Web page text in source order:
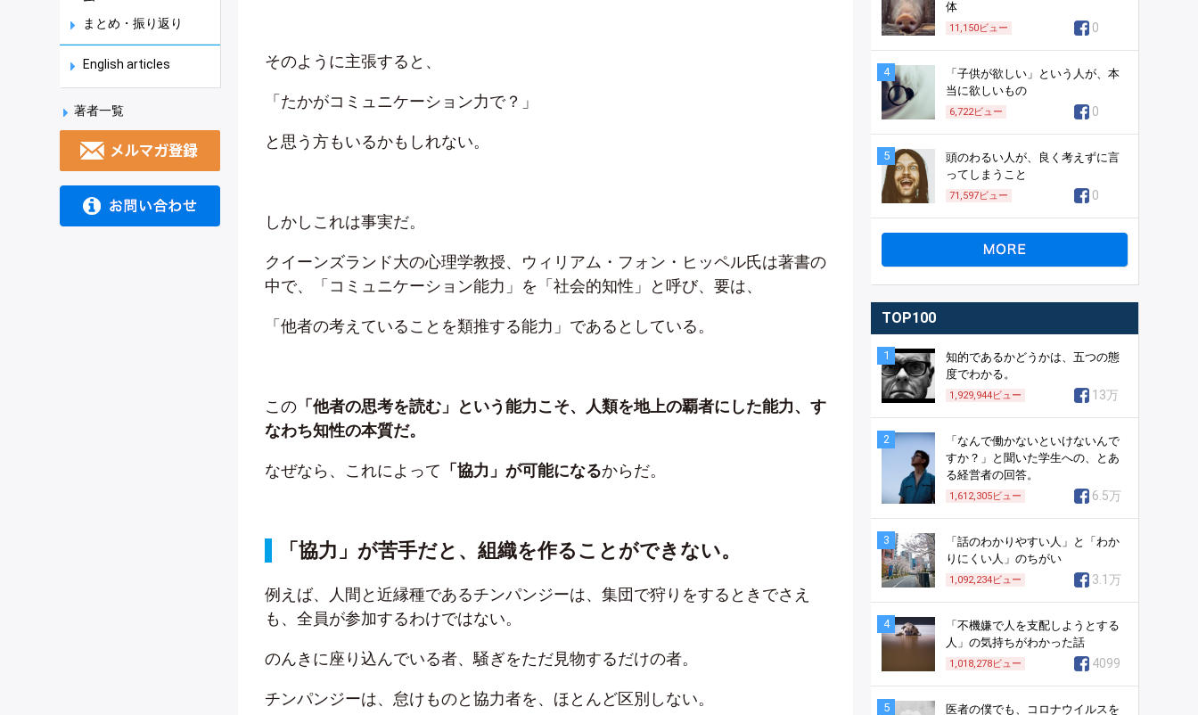
まとめ・振り返り
English articles
著者一覧
そのように主張すると、
「たかがコミュニケーション力で？」
と思う方もいるかもしれない。
しかしこれは事実だ。
クイーンズランド大の心理学教授、ウィリアム・フォン・ヒッペル氏は著書の
中で、「コミュニケーション能力」を「社会的知性」と呼び、要は、
「他者の考えていることを類推する能力」であるとしている。
この 「他者の思考を読む」という能力こそ、人類を地上の覇者にした能力、す
なわち知性の本質だ。
なぜなら、これによって 「協力」が可能になるからだ。
「協力」が苦手だと、組織を作ることができない。
例えば、人間と近縁種であるチンパンジーは、集団で狩りをするときでさえ
も、全員が参加するわけではない。
のんきに座り込んでいる者、騒ぎをただ見物するだけの者。
チンパンジーは、怠けものと協力者を、ほとんど区別しない。
体
11,150ビュー 0
4
「子供が欲しい」という人が、本
当に欲しいもの
6,722ビュー 0
5
頭のわるい人が、良く考えずに言
ってしまうこと
71,597ビュー 0
TOP100
1
知的であるかどうかは、五つの態
度でわかる。
1,929,944ビュー 13万
2
「なんで働かないといけないんで
すか？」と聞いた学生への、とあ
る経営者の回答。
1,612,305ビュー 6.5万
3
「話のわかりやすい人」と「わか
りにくい人」のちがい
1,092,234ビュー 3.1万
4
「不機嫌で人を支配しようとする
人」の気持ちがわかった話
1,018,278ビュー 4099
5
医者の僕でも、コロナウイルスを